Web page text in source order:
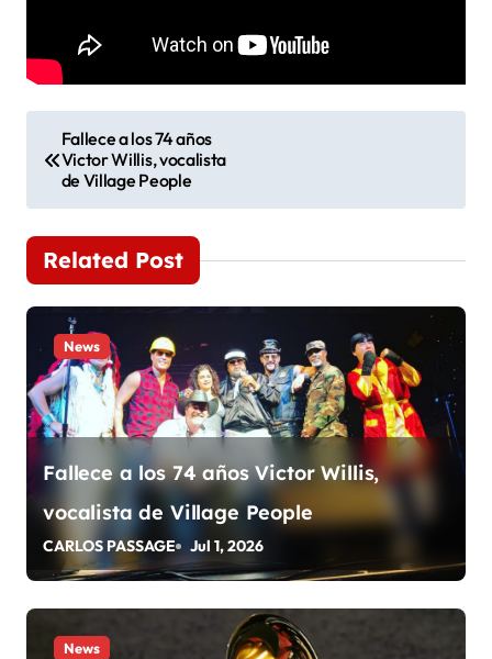
a
v
e
g
a
c
i
ó
n
d
e
Fallece a los 74 años
Victor Willis, vocalista
de Village People
Related Post
News
Fallece a los 74 años Victor Willis,
vocalista de Village People
CARLOS PASSAGE Jul 1, 2026
News